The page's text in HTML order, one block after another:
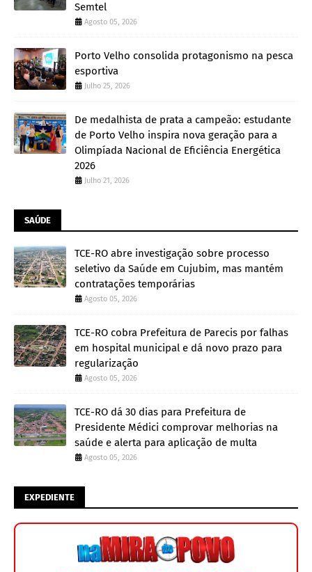
Semtel
Agosto 05, 2026
Porto Velho consolida protagonismo na pesca
esportiva
Julho 25, 2026
De medalhista de prata a campeão: estudante
de Porto Velho inspira nova geração para a
Olimpíada Nacional de Eficiência Energética
2026
Julho 21, 2026
SAÚDE
TCE-RO abre investigação sobre processo
seletivo da Saúde em Cujubim, mas mantém
contratações temporárias
Agosto 05, 2026
TCE-RO cobra Prefeitura de Parecis por falhas
em hospital municipal e dá novo prazo para
regularização
Agosto 05, 2026
TCE-RO dá 30 dias para Prefeitura de
Presidente Médici comprovar melhorias na
saúde e alerta para aplicação de multa
Agosto 05, 2026
EXPEDIENTE